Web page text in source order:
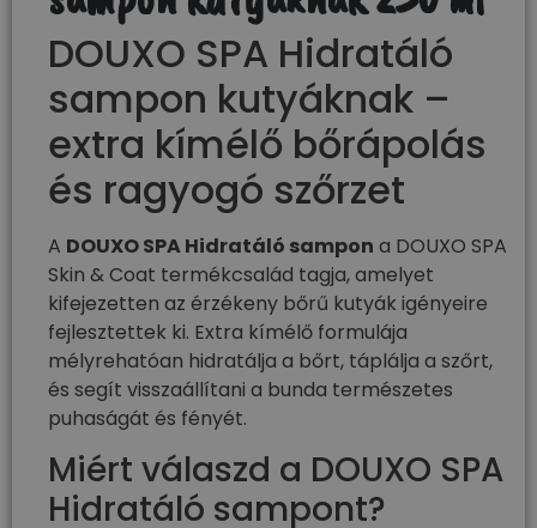
DOUXO SPA Hidratáló
sampon kutyáknak –
extra kímélő bőrápolás
és ragyogó szőrzet
A DOUXOSPA Hidratáló sampon a DOUXO SPA
Skin & Coat termékcsalád tagja, amelyet
kifejezetten az érzékeny bőrű kutyák igényeire
fejlesztettek ki. Extra kímélő formulája
mélyrehatóan hidratálja a bőrt, táplálja a szőrt,
és segít visszaállítani a bunda természetes
puhaságát és fényét.
Miért válaszd a DOUXO SPA
Hidratáló sampont?